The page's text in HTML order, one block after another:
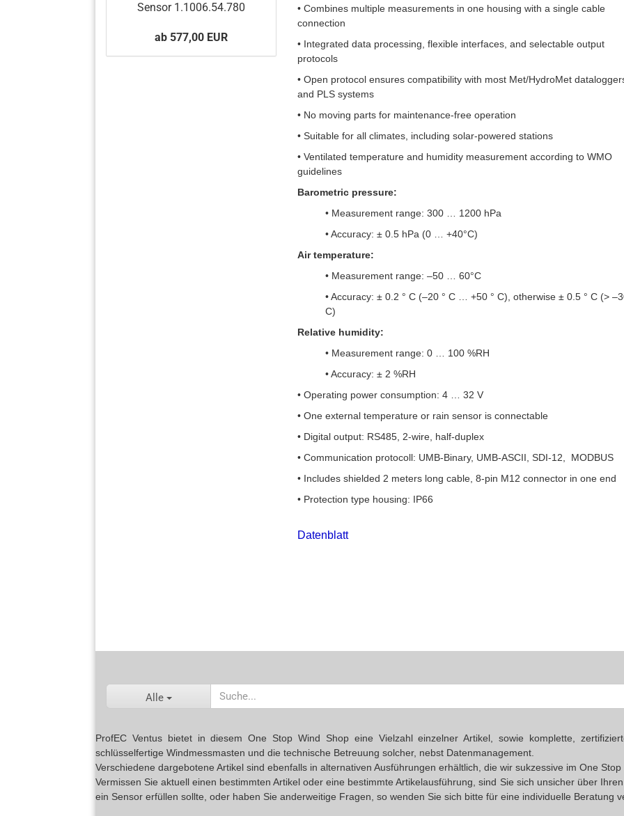
• Combines multiple measurements in one housing with a single cable
connection
• Integrated data processing, flexible interfaces, and selectable output
protocols
• Open protocol ensures compatibility with most Met/HydroMet
and PLS systems
• No moving parts for maintenance-free operation
• Suitable for all climates, including solar-powered stations
• Ventilated temperature and humidity measurement according to WMO
guidelines
Barometric pressure:
• Measurement range: 300 … 1200 hPa
• Accuracy: ± 0.5 hPa (0 … +40°C)
Air temperature:
• Measurement range: –50 … 60°C
• Accuracy: ± 0.2 ° C (–20 ° C … +50 ° C), otherwise ± 0.5 ° C (>
C)
Relative humidity:
• Measurement range: 0 … 100 %RH
• Accuracy: ± 2 %RH
• Operating power consumption: 4 … 32 V
• One external temperature or rain sensor is connectable
• Digital output: RS485, 2-wire, half-duplex
• Communication protocoll: UMB-Binary, UMB-ASCII, SDI-12, MODBUS
• Includes shielded 2 meters long cable, 8-pin M12 connector in one end
• Protection type housing: IP66
Datenblatt
Sensor 1.1006.54.780
ab 577,00 EUR
Alle
ProfEC Ventus bietet in diesem One Stop Wind Shop eine Vielzahl einzelner Artikel, sowie komplette,
schlüsselfertige Windmessmasten und die technische Betreuung solcher, nebst Datenmanagement.
Verschiedene dargebotene Artikel sind ebenfalls in alternativen Ausführungen erhältlich, die wir sukzessive im One
Vermissen Sie aktuell einen bestimmten Artikel oder eine bestimmte Artikelausführung, sind Sie sich unsicher über
ein Sensor erfüllen sollte, oder haben Sie anderweitige Fragen, so wenden Sie sich bitte für eine individuelle Beratung